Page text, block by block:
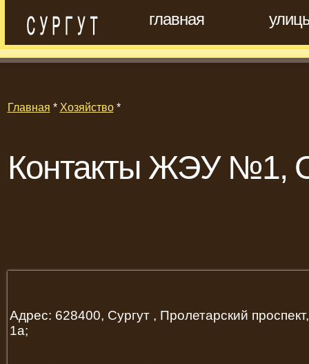
главная
Главная * Хозяйство*
Контакты ЖЭУ
Адрес: 628400, Сургут , Пролетарский проспект,
1а;